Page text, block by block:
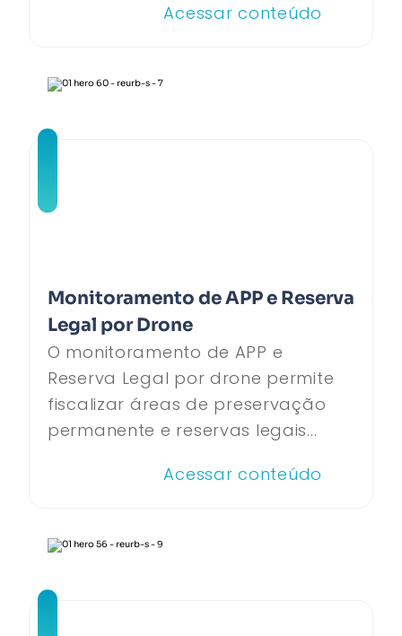
Acessar conteúdo
Monitoramento de APP e Reserva
Legal por Drone
O monitoramento de APP e
Reserva Legal por drone permite
fiscalizar áreas de preservação
permanente e reservas legais...
Acessar conteúdo